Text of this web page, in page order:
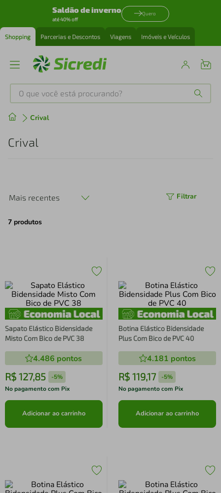
Saldão de inverno
até 40% off
Quero
Shopping Parcerias e Descontos Viagens Imóveis e Veículos
O que você está procurando?
Crival
Crival
Mais recentes Filtrar
7 produtos
Sapato Elástico Bidensidade
Misto Com Bico de PVC 38
4.486 pontos
R$ 127,85 -5%
No pagamento com Pix
Adicionar ao carrinho
Botina Elástico Bidensidade
Plus Com Bico de PVC 40
4.181 pontos
R$ 119,17 -5%
No pagamento com Pix
Adicionar ao carrinho
Produtos mais buscados
perfume
4º air fryer